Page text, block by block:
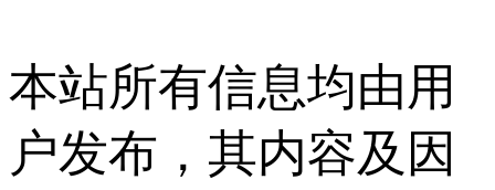
本站所有信息均由用
户发布，其内容及因